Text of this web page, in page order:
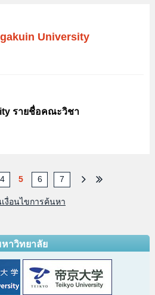
University
รายชื่อคณะวิชา
4 5 6 7
เงื่อนไขการค้นหา
หาวิทยาลัย